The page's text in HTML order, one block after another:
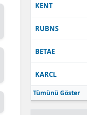
KENT
RUBNS
BETAE
KARCL
Tümünü Göster